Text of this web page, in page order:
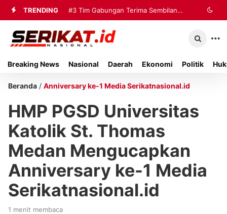
TRENDING #3 Tim Gabungan Terima Sembilan
Korban Evakuasi KM Mutiara Sentosa
Breaking News Nasional Daerah Ekonomi Politik
Beranda / Anniversary ke-1 Media Serikatnasional.id
HMP PGSD Universitas
Katolik St. Thomas
Medan Mengucapkan
Anniversary ke-1 Media
Serikatnasional.id
1 menit membaca